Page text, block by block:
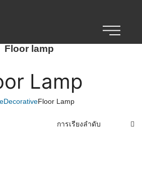
Floor lamp
Lamp
DecorativeFloor Lamp